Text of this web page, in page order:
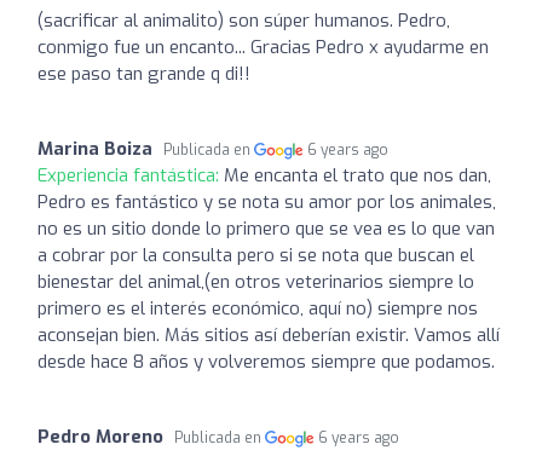
(sacrificar al animalito) son súper humanos. Pedro,
conmigo fue un encanto... Gracias Pedro x ayudarme en
ese paso tan grande q di!!
Marina Boiza Publicada en 6 years ago
Experiencia fantástica: Me encanta el trato que nos dan,
Pedro es fantástico y se nota su amor por los animales,
no es un sitio donde lo primero que se vea es lo que van
a cobrar por la consulta pero si se nota que buscan el
bienestar del animal,(en otros veterinarios siempre lo
primero es el interés económico, aquí no) siempre nos
aconsejan bien. Más sitios así deberían existir. Vamos allí
desde hace 8 años y volveremos siempre que podamos.
Pedro Moreno Publicada en 6 years ago